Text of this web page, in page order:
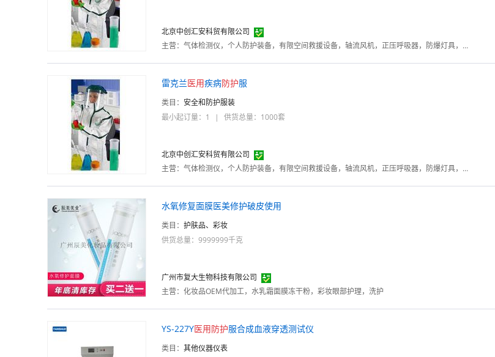
北京中创汇安科贸有限公司
主营：
气体检测仪，个人防护装备，有限空间救援设备，轴流风机，正压呼吸器，防爆灯具，逃生呼吸器
雷克兰医用疾病防护服
类目： 安全和防护服装
最小起订量：1
| 供货总量：1000套
北京中创汇安科贸有限公司
主营：
气体检测仪，个人防护装备，有限空间救援设备，轴流风机，正压呼吸器，防爆灯具，逃生呼吸器
水氧修复面膜医美修护破皮使用
类目： 护肤品、彩妆
供货总量：9999999千克
广州市复大生物科技有限公司
主营： 化妆品OEM代加工，水乳霜面膜冻干粉，彩妆眼部护理，洗护
YS-227Y医用防护服合成血液穿透测试仪
类目： 其他仪器仪表